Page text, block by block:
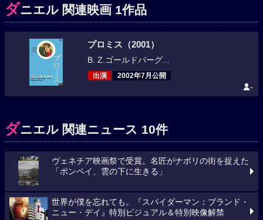
ダニエル 関連映画 1作品
プロミス（2001）
B. Z.ゴールドバーグ...
出演 2002年7月公開
-
ダニエル 関連ニュース 10件
ヴェネチア映画祭で受賞。名匠がナポリの街を捉えた
「ポンペイ、雲の下に生きる」
世界が僕を忘れても。『スパイダーマン：ブランド・
ニュー・デイ』特別ビジュアル＆特別映像解禁